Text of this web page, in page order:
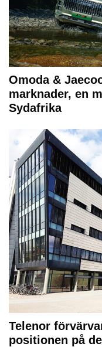
Omoda &
marknader, en
Sydafrika
Telenor
positionen på